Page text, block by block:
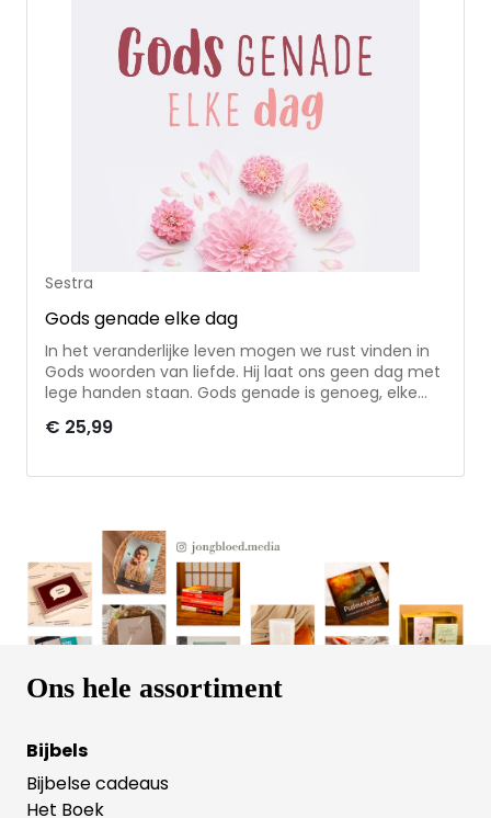
bijbelteksten. De sfeervolle teksten en beelden
zullen zeker je hart raken.
Sestra
Gods genade elke dag
In het veranderlijke leven mogen we rust vinden in
Gods woorden van liefde. Hij laat ons geen dag met
lege handen staan. Gods genade is genoeg, elke
bevat overdenkingen, afgewisseld door quotes en
€ 25,99
Ons hele assortiment
Bijbels
Bijbelse cadeaus
Het Boek